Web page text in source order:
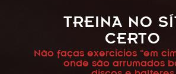
TREINA NO
CERTO
Não faças exercícios “em
onde são arrumados
discos e halteres